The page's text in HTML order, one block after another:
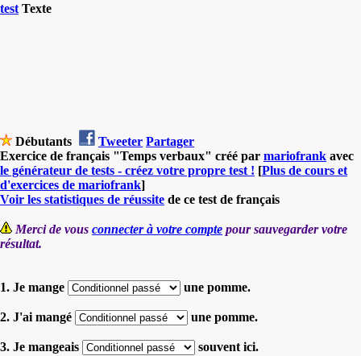
test Texte
Débutants Tweeter Partager
Exercice de français "Temps verbaux" créé par mariofrank avec
le générateur de tests - créez votre propre test ! [Plus de cours et
d'exercices de mariofrank]
Voir les statistiques de réussite de ce test de français
Merci de vous connecter à votre compte pour sauvegarder votre
résultat.
1. Je mange une pomme.
2. J'ai mangé une pomme.
3. Je mangeais souvent ici.